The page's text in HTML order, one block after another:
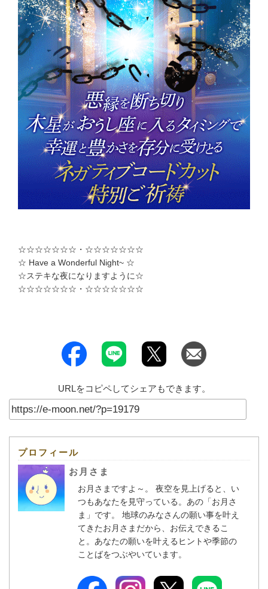
☆☆☆☆☆☆☆・☆☆☆☆☆☆☆
☆ Have a Wonderful Night~ ☆
☆ステキな夜になりますように☆
☆☆☆☆☆☆☆・☆☆☆☆☆☆☆
URLをコピペしてシェアもできます。
プロフィール
お月さま
お月さまですよ～。 夜空を見上げると、い
つもあなたを見守っている。あの「お月さ
ま」です。 地球のみなさんの願い事を叶え
てきたお月さまだから、お伝えできるこ
と。あなたの願いを叶えるヒントや季節の
ことばをつぶやいています。